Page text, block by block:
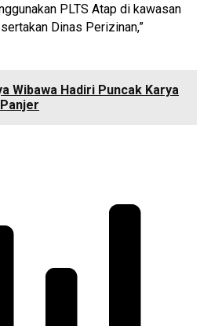
PLTS Atap di kawasan
Dinas Perizinan,”
Wibawa Hadiri Puncak Karya